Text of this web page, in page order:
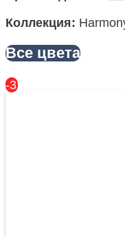
Коллекция:
Все цвета
-31%